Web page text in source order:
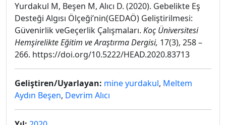
Yurdakul M, Beşen M, Alıcı D. (2020). Gebelikte Eş
Desteği Algısı Ölçeği’nin(GEDAÖ) Geliştirilmesi:
Güvenirlik veGeçerlik Çalışmaları. Koç Üniversitesi
Hemşirelikte Eğitim ve Araştırma Dergisi, 17(3), 258 –
266. https://doi.org/10.5222/HEAD.2020.83713
Geliştiren/Uyarlayan: mine yurdakul, Meltem
Aydın Beşen, Devrim Alıcı